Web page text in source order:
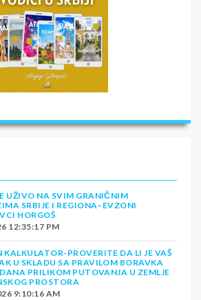
UŽIVO NA SVIM GRANIČNIM
SRBIJE I REGIONA–EVZONI
HORGOŠ
12:35:17 PM
KALKULATOR-PROVERITE DA LI JE VAŠ
U SKLADU SA PRAVILOM BORAVKA
PRILIKOM PUTOVANJA U ZEMLJE
PROSTORA
9:10:16 AM